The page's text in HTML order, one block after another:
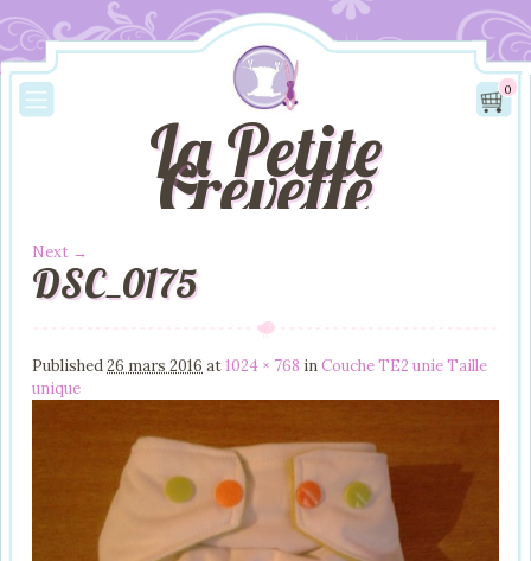
La Petite
Crevette
0
Image navigation
Next →
DSC_0175
Published26 mars 2016 at1024 × 768 inCouche TE2 unie Taille
unique